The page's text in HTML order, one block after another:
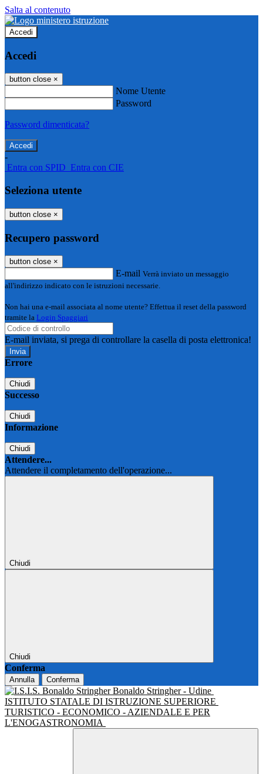
Salta al contenuto
Accedi
Accedi
button close ×
Nome Utente
Password
Password dimenticata?
-
Entra con SPID Entra con CIE
Seleziona utente
button close ×
Recupero password
button close ×
E-mail Verrà inviato un messaggio
all'indirizzo indicato con le istruzioni necessarie.
Non hai una e-mail associata al nome utente? Effettua il reset della password
tramite la Login Spaggiari
E-mail inviata, si prega di controllare la casella di posta elettronica!
Errore
Chiudi
Successo
Chiudi
Informazione
Chiudi
Attendere...
Attendere il completamento dell'operazione...
Chiudi
Chiudi
Conferma
Annulla Conferma
Bonaldo Stringher - Udine
ISTITUTO STATALE DI ISTRUZIONE SUPERIORE
TURISTICO - ECONOMICO - AZIENDALE E PER
L'ENOGASTRONOMIA